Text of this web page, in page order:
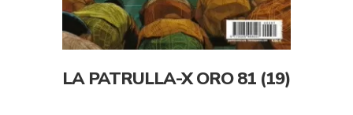
LA PATRULLA-X ORO 81 (19)